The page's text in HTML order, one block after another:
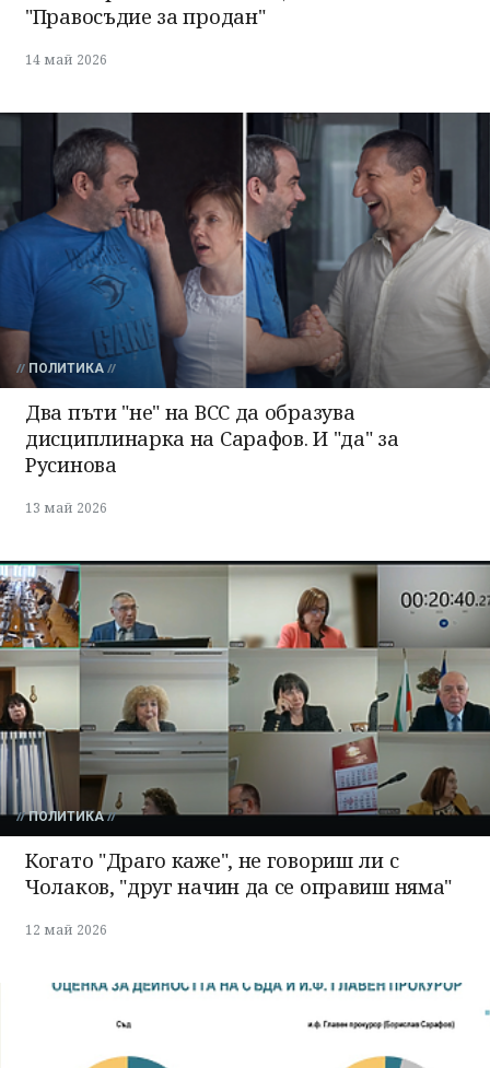
"Правосъдие за продан"
14 май 2026
ПОЛИТИКА
Два пъти "не" на ВСС да образува
дисциплинарка на Сарафов. И "да" за
Русинова
13 май 2026
ПОЛИТИКА
Когато "Драго каже", не говориш ли с
Чолаков, "друг начин да се оправиш няма"
12 май 2026